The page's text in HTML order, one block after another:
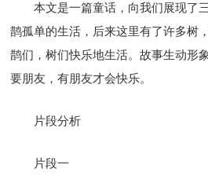
本文是一篇童话，向我们展现了
鹊孤单的生活，后来这里有了许多树
鹊们，树们快乐地生活。故事生动形
要朋友，有朋友才会快乐。
片段分析
片段一